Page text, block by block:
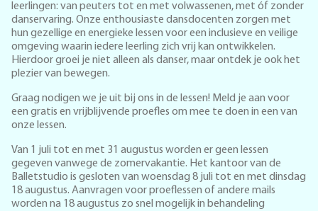
leerlingen: van peuters tot en met volwassenen, met óf zonder
danservaring. Onze enthousiaste dansdocenten zorgen met
hun gezellige en energieke lessen voor een inclusieve en veilige
omgeving waarin iedere leerling zich vrij kan ontwikkelen.
Hierdoor groei je niet alleen als danser, maar ontdek je ook het
plezier van bewegen.
Graag nodigen we je uit bij ons in de lessen! Meld je aan voor
een gratis en vrijblijvende proefles om mee te doen in een van
onze lessen.
Van 1 juli tot en met 31 augustus worden er geen lessen
gegeven vanwege de zomervakantie. Het kantoor van de
Balletstudio is gesloten van woensdag 8 juli tot en met dinsdag
18 augustus. Aanvragen voor proeflessen of andere mails
worden na 18 augustus zo snel mogelijk in behandeling